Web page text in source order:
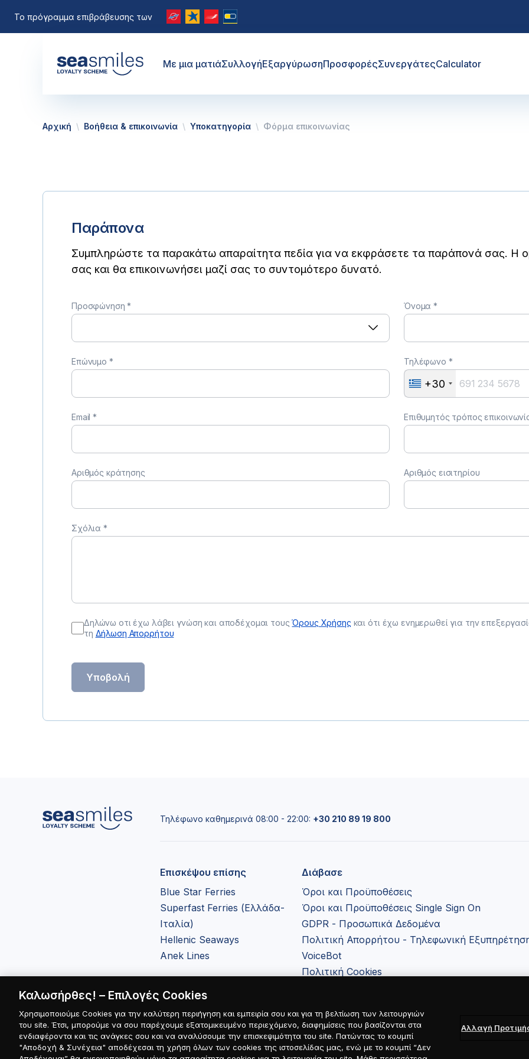
Το πρόγραμμα επιβράβευσης των
Με μια ματιάΣυλλογήΕξαργύρωσηΠροσφορέςΣυνεργάτεςCalculator
Αρχική Βοήθεια & επικοινωνία Υποκατηγορία Φόρμα επικοινωνίας
Παράπονα
Συμπληρώστε τα παρακάτω απαραίτητα πεδία για να εκφράσετε τα παράπονά σας. Η
σας και θα επικοινωνήσει μαζί σας το συντομότερο δυνατό.
Προσφώνηση* Όνομα*
Επώνυμο * Τηλέφωνο *
+30
Email* Επιθυμητός τρόπος
Αριθμός κράτησης Αριθμός εισιτηρίου
Σχόλια*
Δηλώνω οτι έχω λάβει γνώση και αποδέχομαι τουςΌρους Χρήσης και ότι έχω ενημερωθεί για την
τη Δήλωση Απορρήτου
Υποβολή
Τηλέφωνο καθημερινά 08:00 - 22:00: +30 210 89 19 800
Επισκέψου επίσης
Blue Star Ferries
Superfast Ferries (Ελλάδα-
Ιταλία)
Hellenic Seaways
Anek Lines
Διάβασε
Όροι και Προϋποθέσεις
Όροι και Προϋποθέσεις Single Sign On
GDPR - Προσωπικά Δεδομένα
Πολιτική Απορρήτου - Τηλεφωνική
VoiceBot
Πολιτική Cookies
© 2026 Attica Group / Seasmiles
Καλωσήρθες! – Επιλογές Cookies
Χρησιμοποιούμε Cookies για την καλύτερη περιήγηση και εμπειρία σου και για τη βελτίωση των λειτουργιών
του site. Έτσι, μπορούμε να σου παρέχουμε εξατομικευμένο περιεχόμενο, διαφημίσεις που βασίζονται στα
ενδιαφέροντα και τις ανάγκες σου και να αναλύσουμε την επισκεψιμότητα του site. Πατώντας το κουμπί
"Αποδοχή & Συνέχεια" αποδέχεσαι τη χρήση όλων των cookies της ιστοσελίδας μας, ενώ με το κουμπί “Δεν
Αλλαγή